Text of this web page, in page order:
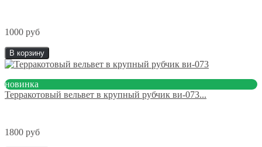
1000 руб
В корзину
новинка
Терракотовый вельвет в крупный рубчик ви-073...
1800 руб